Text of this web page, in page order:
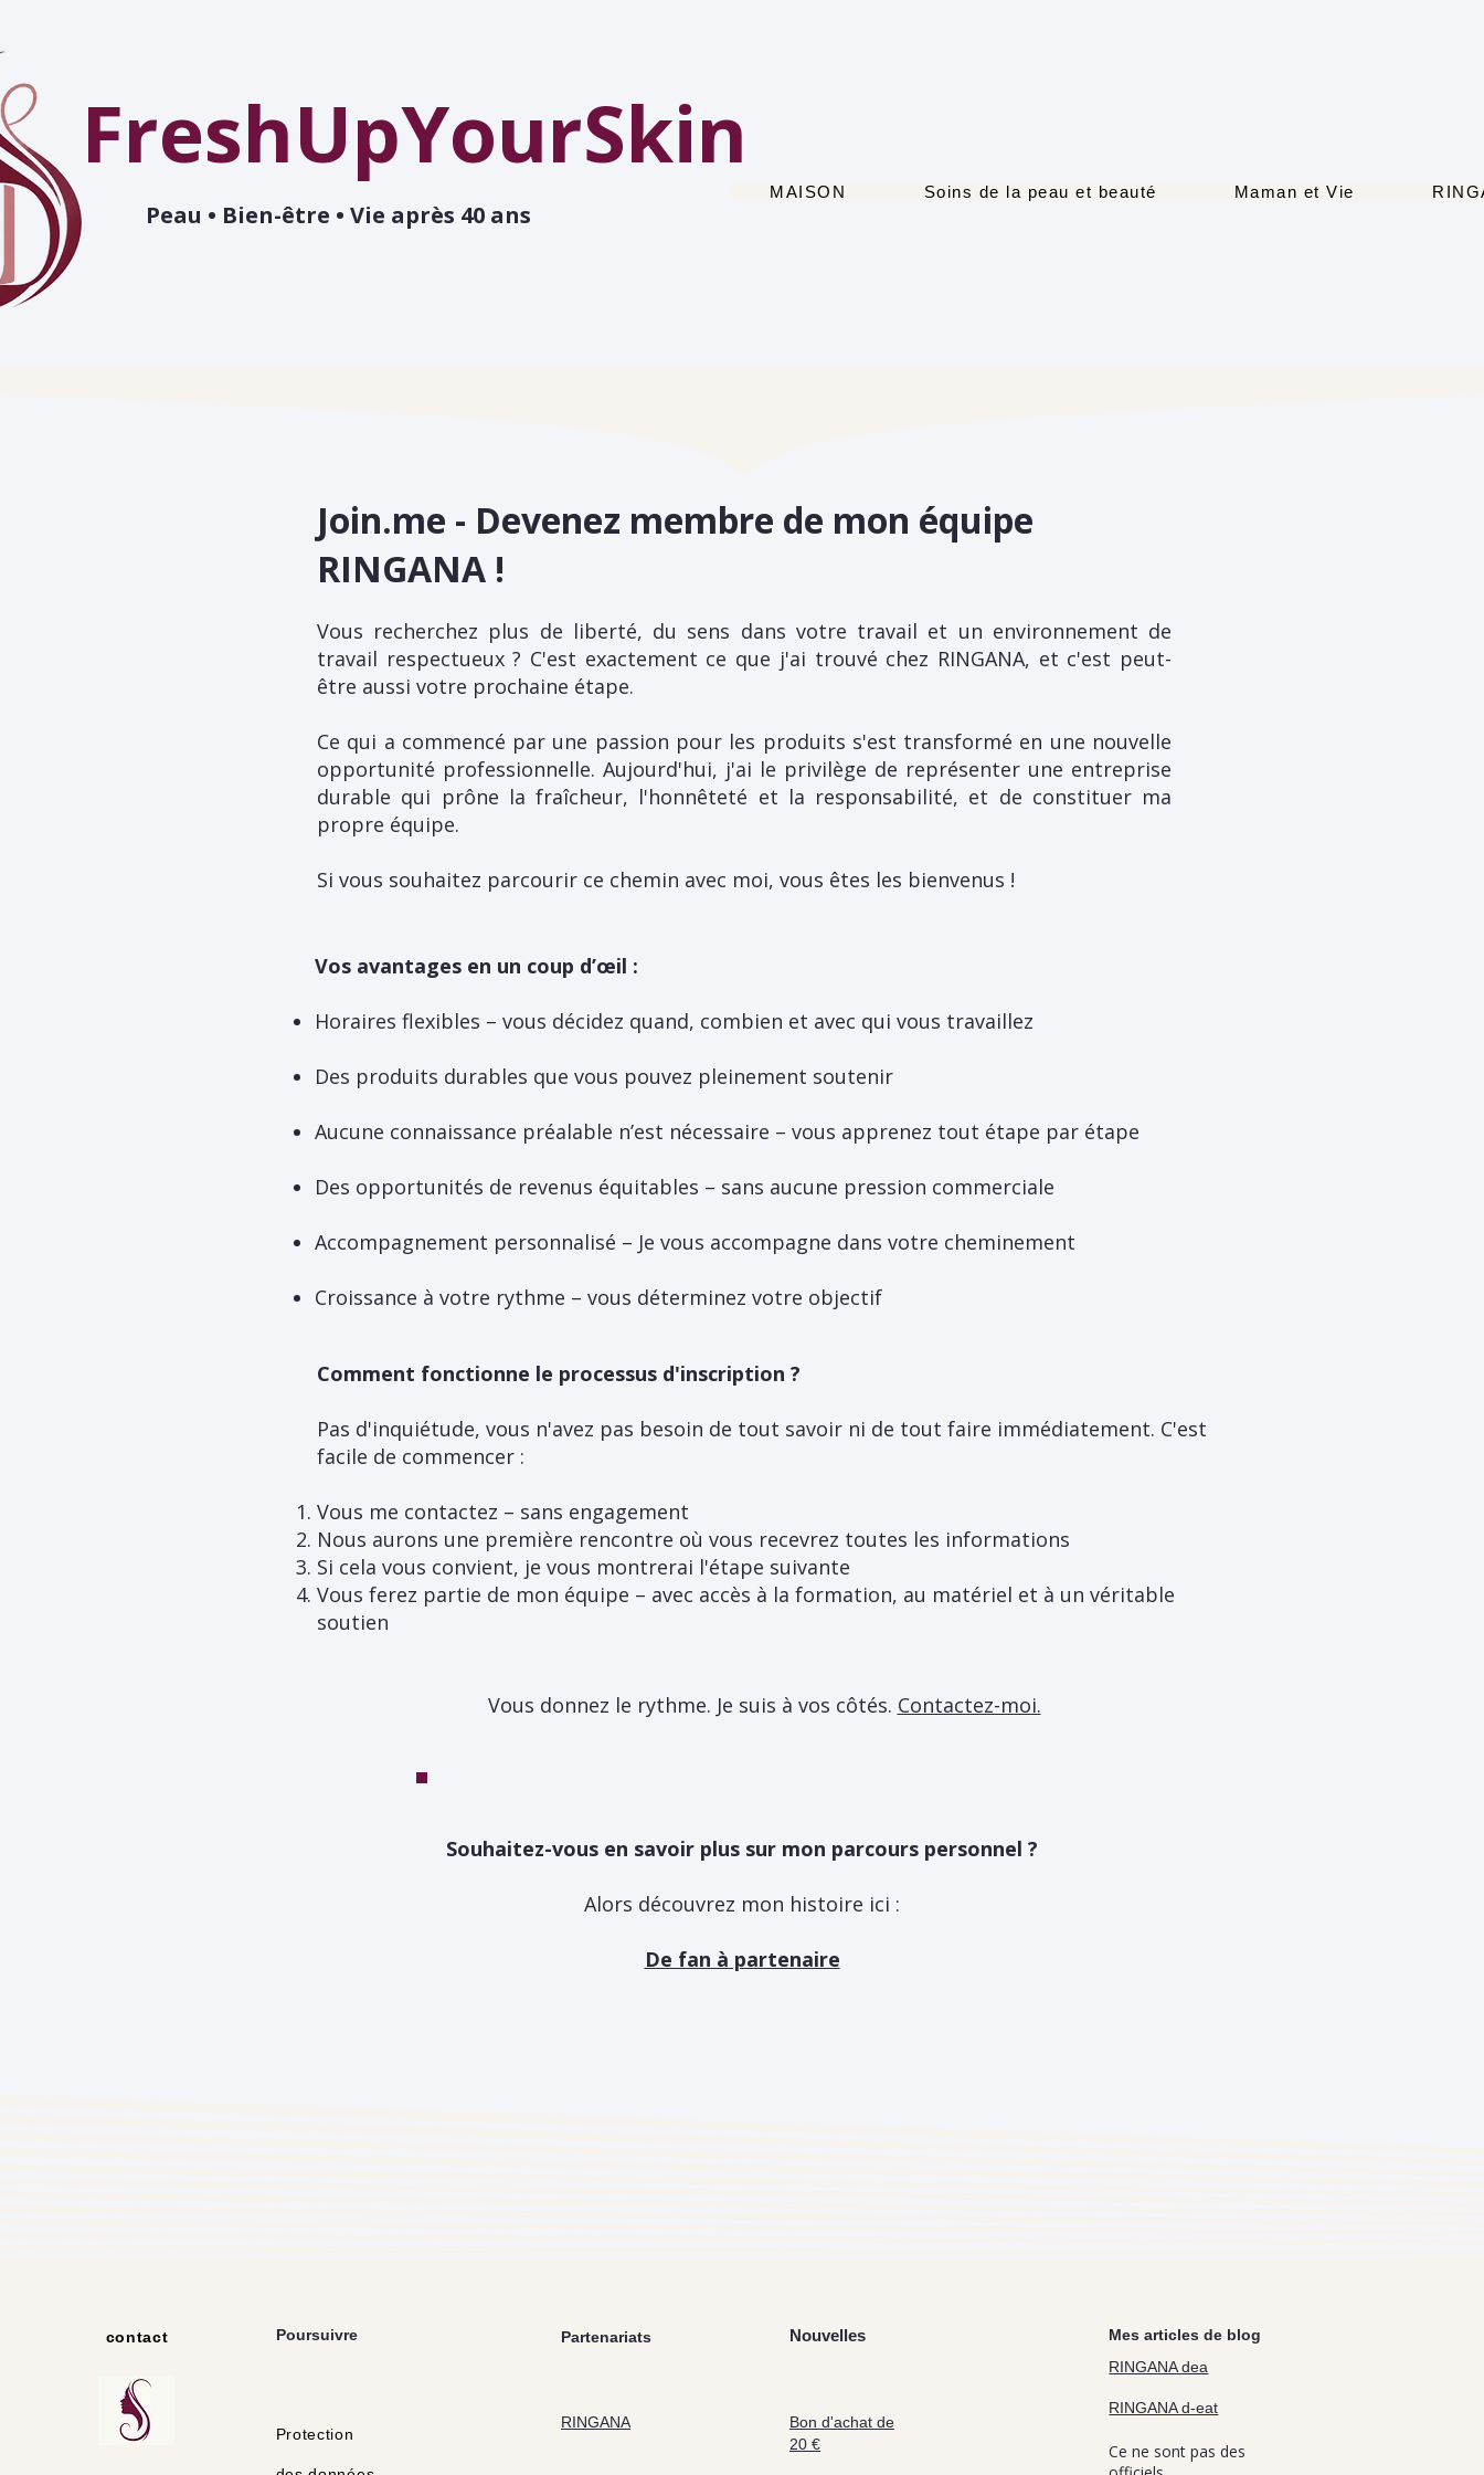
FreshUpYourSkin
Peau • Bien-être • Vie après 40 ans
MAISON Soins de la peau et beauté Maman et Vie
Join.me - Devenez membre de mon équipe
RINGANA !
Vous recherchez plus de liberté, du sens dans votre travail et un environnement de
travail respectueux ? C'est exactement ce que j'ai trouvé chez RINGANA, et c'est peut-
être aussi votre prochaine étape.
Ce qui a commencé par une passion pour les produits s'est transformé en une nouvelle
opportunité professionnelle. Aujourd'hui, j'ai le privilège de représenter une entreprise
durable qui prône la fraîcheur, l'honnêteté et la responsabilité, et de constituer ma
propre équipe.
Si vous souhaitez parcourir ce chemin avec moi, vous êtes les bienvenus !
Vos avantages en un coup d’œil :
Horaires flexibles – vous décidez quand, combien et avec qui vous travaillez
Des produits durables que vous pouvez pleinement soutenir
Aucune connaissance préalable n’est nécessaire – vous apprenez tout étape par étape
Des opportunités de revenus équitables – sans aucune pression commerciale
Accompagnement personnalisé – Je vous accompagne dans votre cheminement
Croissance à votre rythme – vous déterminez votre objectif
Comment fonctionne le processus d'inscription ?
Pas d'inquiétude, vous n'avez pas besoin de tout savoir ni de tout faire immédiatement. C'est
facile de commencer :
Vous me contactez – sans engagement
Nous aurons une première rencontre où vous recevrez toutes les informations
Si cela vous convient, je vous montrerai l'étape suivante
Vous ferez partie de mon équipe – avec accès à la formation, au matériel et à un véritable
soutien
Vous donnez le rythme. Je suis à vos côtés. Contactez-moi.
Souhaitez-vous en savoir plus sur mon parcours personnel ?
Alors découvrez mon histoire ici :
De fan à partenaire
contact Poursuivre
Protection
Partenariats
RINGANA
Nouvelles
Bon d'achat de
20 €
Mes articles de blog
RINGANA dea
RINGANA d-eat
Ce ne sont pas des